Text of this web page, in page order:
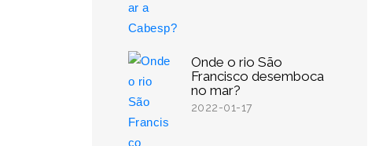
Onde o rio São
Francisco desemboca
no mar?
2022-01-17